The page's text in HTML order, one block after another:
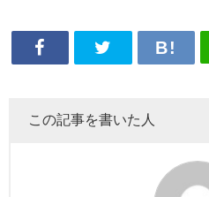
この記事を書いた人